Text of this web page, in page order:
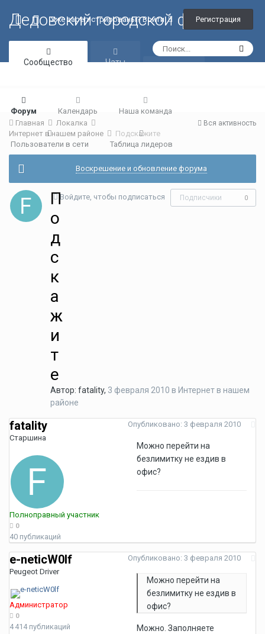
Дедовский городской форум
Уже зарегистрированы? Войти Регистрация
Сообщество
Форум Календарь Наша команда
Пользователи в сети Таблица лидеров
Чаты
Вся активность
Главная
Локалка
Интернет в нашем районе
Подскажите
Воскрешение и обновление форума
Войдите, чтобы подписаться Подписчики 0
П
о
д
с
к
а
ж
и
т
е
Автор: fatality, 3 февраля 2010 в Интернет в нашем
районе
fatality
Старшина
Полноправный участник
0
40 публикаций
Опубликовано: 3 февраля 2010
Можно перейти на
безлимитку не ездив в
офис?
e-neticW0lf
Peugeot Driver
Администратор
0
4 414 публикаций
Опубликовано: 3 февраля 2010
Можно перейти на
безлимитку не ездив в
офис?
Можно. Заполняете